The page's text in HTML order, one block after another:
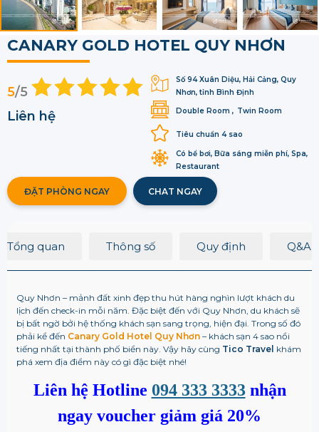
CANARY GOLD HOTEL QUY NHƠN
Số 94 Xuân Diệu, Hải Cảng, Quy
Nhơn, tỉnh Bình Định
Double Room
Twin Room
Tiêu chuẩn 4 sao
Có bể bơi, Bữa sáng miễn phí, Spa,
Restaurant
5/5
Liên hệ
ĐẶT PHÒNG NGAY CHAT NGAY
Tổng quan Thông số Quy định Q&A
Quy Nhơn – mảnh đất xinh đẹp thu hút hàng nghìn lượt khách du
lịch đến check-in mỗi năm. Đặc biệt đến với Quy Nhơn, du khách sẽ
bị bất ngờ bởi hệ thống khách sạn sang trọng, hiện đại. Trong số đó
phải kể đến Canary Gold Hotel Quy Nhơn– khách sạn 4 sao nổi
tiếng nhất tại thành phố biển này. Vậy hãy cùng Tico Travel khám
phá xem địa điểm này có gì đặc biệt nhé!
Liên hệ Hotline 094 333 3333 nhận
ngay voucher giảm giá 20%